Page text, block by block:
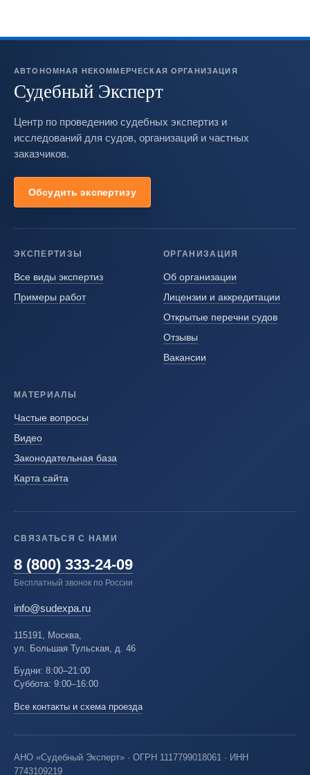
АВТОНОМНАЯ НЕКОММЕРЧЕСКАЯ ОРГАНИЗАЦИЯ
Судебный Эксперт
Центр по проведению судебных экспертиз и
исследований для судов, организаций и частных
заказчиков.
Обсудить экспертизу
ЭКСПЕРТИЗЫ
Все виды экспертиз
Примеры работ
ОРГАНИЗАЦИЯ
Об организации
Лицензии и аккредитации
Открытые перечни судов
Отзывы
Вакансии
МАТЕРИАЛЫ
Частые вопросы
Видео
Законодательная база
Карта сайта
СВЯЗАТЬСЯ С НАМИ
8 (800) 333-24-09
Бесплатный звонок по России
info@sudexpa.ru
115191, Москва,
ул. Большая Тульская, д. 46
Будни: 8:00–21:00
Суббота: 9:00–16:00
Все контакты и схема проезда
АНО «Судебный Эксперт» · ОГРН 1117799018061 · ИНН
7743109219